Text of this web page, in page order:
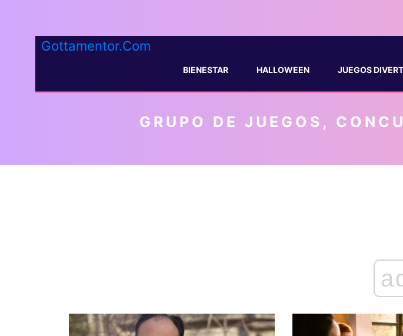
Gottamentor.Com
BIENESTAR HALLOWEEN JUEGOS
GRUPO DE JUEGOS,